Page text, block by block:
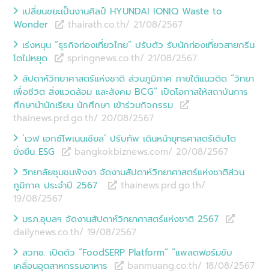
เปลี่ยนขยะเป็นงานศิลป์ HYUNDAI IONIQ Waste to
Wonder
thairath.co.th/ 21/08/2567
เร่งหนุน “ธุรกิจท่องเที่ยวไทย” ปรับตัว รับนักท่องเที่ยวสายกรีน
โตไม่หยุด
springnews.co.th/ 21/08/2567
สัปดาห์วิทยาศาสตร์แห่งชาติ ส่วนภูมิภาค ภายใต้แนวติด “วิทยา
เพื่อชีวิต สิ่งแวดล้อม และสังคม BCG” เปิดโอกาสให้สถาบันการ
ศึกษานำนักเรียน นักศึกษา เข้าร่วมกิจกรรม
thainews.prd.go.th/ 20/08/2567
‘เวฟ เอกซ์โพเนนเชียล’ ปรับทัพ เดินหน้ายุทธศาสตร์เติบโต
ยั่งยืน ESG
bangkokbiznews.com/ 20/08/2567
วิทยาลัยชุมชนพังงา จัดงานสัปดาห์วิทยาศาสตร์แห่งชาติส่วน
ภูมิภาค ประจำปี 2567
thainews.prd.go.th/
19/08/2567
มรภ.อุบลฯ จัดงานสัปดาห์วิทยาศาสตร์แห่งชาติ 2567
dailynews.co.th/ 19/08/2567
สวทช. เปิดตัว “FoodSERP Platform” “แพลตฟอร์มขับ
เคลื่อนอุตสาหกรรมอาหาร
banmuang.co.th/ 18/08/2567